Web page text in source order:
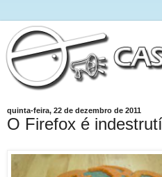
quinta-feira, 22 de dezembro de 2011
O Firefox é